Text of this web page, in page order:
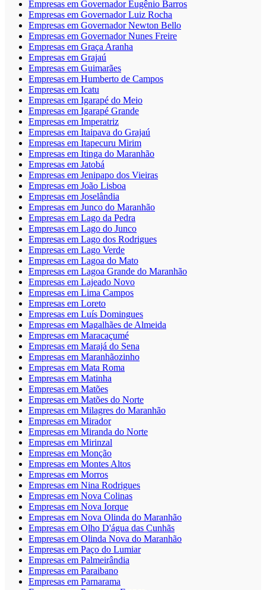
Empresas em Governador Eugênio Barros
Empresas em Governador Luiz Rocha
Empresas em Governador Newton Bello
Empresas em Governador Nunes Freire
Empresas em Graça Aranha
Empresas em Grajaú
Empresas em Guimarães
Empresas em Humberto de Campos
Empresas em Icatu
Empresas em Igarapé do Meio
Empresas em Igarapé Grande
Empresas em Imperatriz
Empresas em Itaipava do Grajaú
Empresas em Itapecuru Mirim
Empresas em Itinga do Maranhão
Empresas em Jatobá
Empresas em Jenipapo dos Vieiras
Empresas em João Lisboa
Empresas em Joselândia
Empresas em Junco do Maranhão
Empresas em Lago da Pedra
Empresas em Lago do Junco
Empresas em Lago dos Rodrigues
Empresas em Lago Verde
Empresas em Lagoa do Mato
Empresas em Lagoa Grande do Maranhão
Empresas em Lajeado Novo
Empresas em Lima Campos
Empresas em Loreto
Empresas em Luís Domingues
Empresas em Magalhães de Almeida
Empresas em Maracaçumé
Empresas em Marajá do Sena
Empresas em Maranhãozinho
Empresas em Mata Roma
Empresas em Matinha
Empresas em Matões
Empresas em Matões do Norte
Empresas em Milagres do Maranhão
Empresas em Mirador
Empresas em Miranda do Norte
Empresas em Mirinzal
Empresas em Monção
Empresas em Montes Altos
Empresas em Morros
Empresas em Nina Rodrigues
Empresas em Nova Colinas
Empresas em Nova Iorque
Empresas em Nova Olinda do Maranhão
Empresas em Olho D'água das Cunhãs
Empresas em Olinda Nova do Maranhão
Empresas em Paço do Lumiar
Empresas em Palmeirândia
Empresas em Paraibano
Empresas em Parnarama